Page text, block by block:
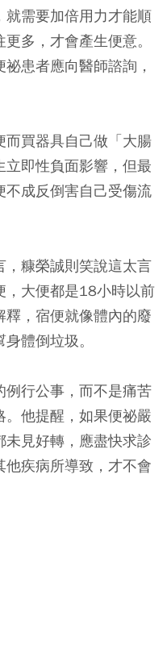
需要加倍用力才能順
多，才會產生便意。
患者應向醫師諮詢，
買器具自己做「大腸
即性負面影響，但最
成反倒害自己受傷流
糠榮誠則笑說這太言
，大便都是18小時以前
，宿便就像體內的廢
體倒垃圾。
行公事，而不是痛苦
他提醒，如果便祕嚴
見好轉，應盡快求診
疾病所導致，才不會